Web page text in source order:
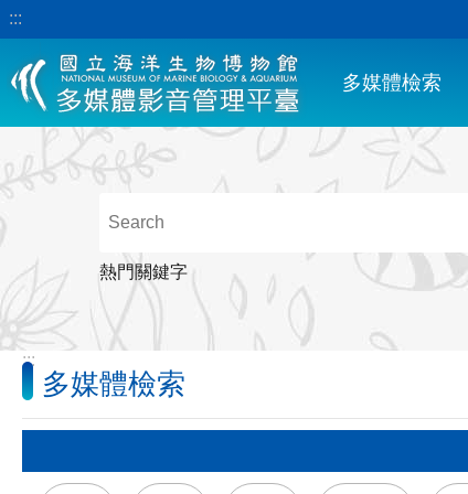
跳到主要內容區塊
:::
多媒體檢索
熱門關鍵字
:::
多媒體檢索